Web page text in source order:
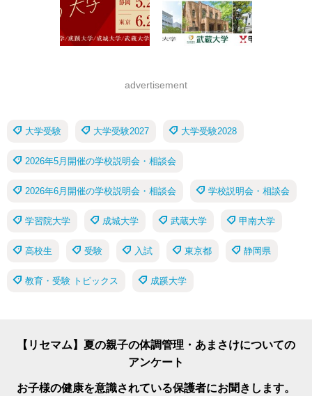
advertisement
大学受験 大学受験2027 大学受験2028
2026年5月開催の学校説明会・相談会
2026年6月開催の学校説明会・相談会 学校説明会・相談会
学習院大学 成城大学 武蔵大学 甲南大学
高校生 受験 入試 東京都 静岡県
教育・受験 トピックス 成蹊大学
【リセマム】夏の親子の体調管理・あまさけについての
アンケート
お子様の健康を意識されている保護者にお聞きします。